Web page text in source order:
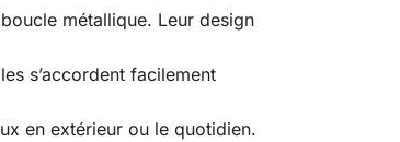
métallique. Leur design
s’accordent facilement
en extérieur ou le quotidien.